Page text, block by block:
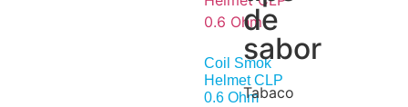
de
sabor
Tabaco
Coil Smok
Helmet CLP
0.6 Ohm